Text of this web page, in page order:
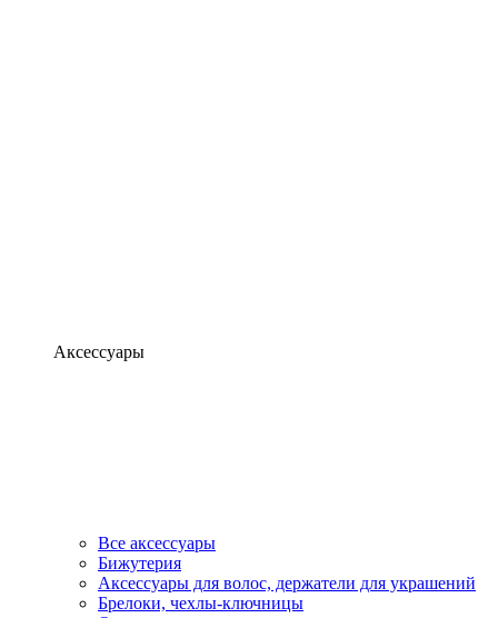
Аксессуары
Все аксессуары
Бижутерия
Аксессуары для волос, держатели для украшений
Брелоки, чехлы-ключницы